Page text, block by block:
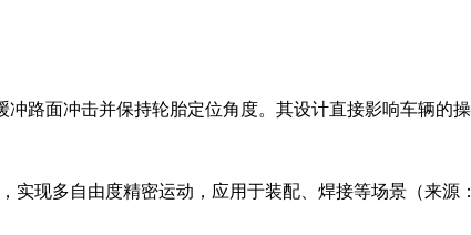
路面冲击并保持轮胎定位角度。其设计直接影响车辆的
现多自由度精密运动，应用于装配、焊接等场景（来源：